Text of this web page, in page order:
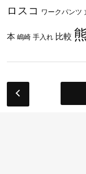
ロスコ ワークパンツ
本 嶋崎 手入れ 比較